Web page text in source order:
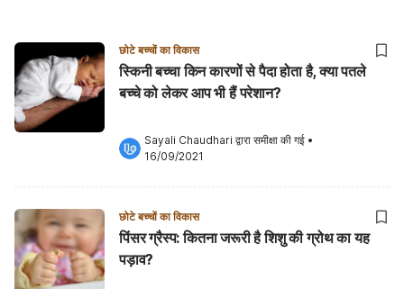
छोटे बच्चों का विकास
स्किनी बच्चा किन कारणों से पैदा होता है, क्या पतले
बच्चे को लेकर आप भी हैं परेशान?
Sayali Chaudhari द्वारा समीक्षा की गई •
16/09/2021
छोटे बच्चों का विकास
पिंसर ग्रैस्प: कितना जरूरी है शिशु की ग्रोथ का यह
पड़ाव?